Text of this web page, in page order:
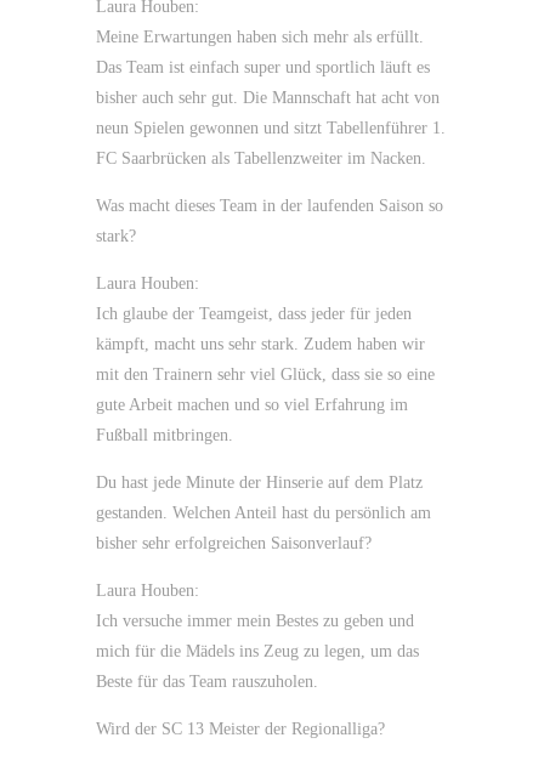
Laura Houben:
Meine Erwartungen haben sich mehr als erfüllt.
Das Team ist einfach super und sportlich läuft es
bisher auch sehr gut. Die Mannschaft hat acht von
neun Spielen gewonnen und sitzt Tabellenführer 1.
FC Saarbrücken als Tabellenzweiter im Nacken.
Was macht dieses Team in der laufenden Saison so
stark?
Laura Houben:
Ich glaube der Teamgeist, dass jeder für jeden
kämpft, macht uns sehr stark. Zudem haben wir
mit den Trainern sehr viel Glück, dass sie so eine
gute Arbeit machen und so viel Erfahrung im
Fußball mitbringen.
Du hast jede Minute der Hinserie auf dem Platz
gestanden. Welchen Anteil hast du persönlich am
bisher sehr erfolgreichen Saisonverlauf?
Laura Houben:
Ich versuche immer mein Bestes zu geben und
mich für die Mädels ins Zeug zu legen, um das
Beste für das Team rauszuholen.
Wird der SC 13 Meister der Regionalliga?